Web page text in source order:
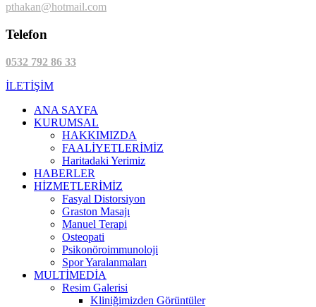
pthakan@hotmail.com
Telefon
0532 792 86 33
İLETİŞİM
ANA SAYFA
KURUMSAL
HAKKIMIZDA
FAALİYETLERİMİZ
Haritadaki Yerimiz
HABERLER
HİZMETLERİMİZ
Fasyal Distorsiyon
Graston Masajı
Manuel Terapi
Osteopati
Psikonöroimmunoloji
Spor Yaralanmaları
MULTİMEDİA
Resim Galerisi
Kliniğimizden Görüntüler